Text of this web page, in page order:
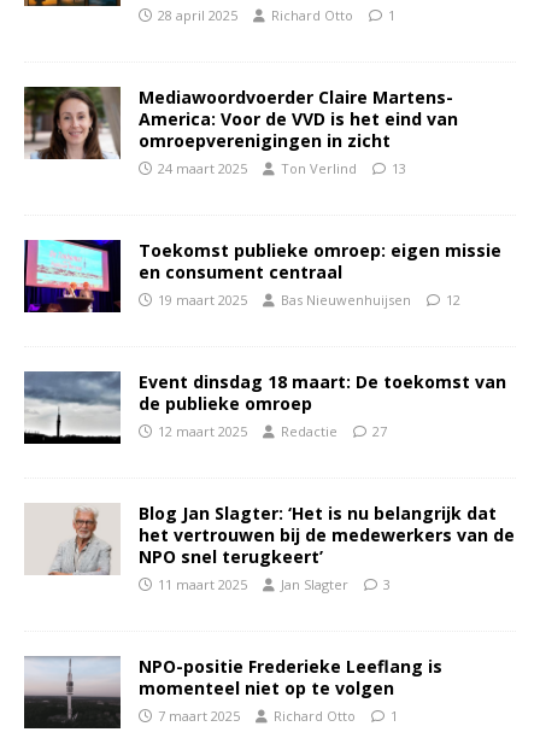
28 april 2025 Richard Otto 1
Mediawoordvoerder Claire Martens-
America: Voor de VVD is het eind van
omroepverenigingen in zicht
24 maart 2025 Ton Verlind 13
Toekomst publieke omroep: eigen missie
en consument centraal
19 maart 2025 Bas Nieuwenhuijsen 12
Event dinsdag 18 maart: De toekomst van
de publieke omroep
12 maart 2025 Redactie 27
Blog Jan Slagter: ‘Het is nu belangrijk dat
het vertrouwen bij de medewerkers van de
NPO snel terugkeert’
11 maart 2025 Jan Slagter 3
NPO-positie Frederieke Leeflang is
momenteel niet op te volgen
7 maart 2025 Richard Otto 1